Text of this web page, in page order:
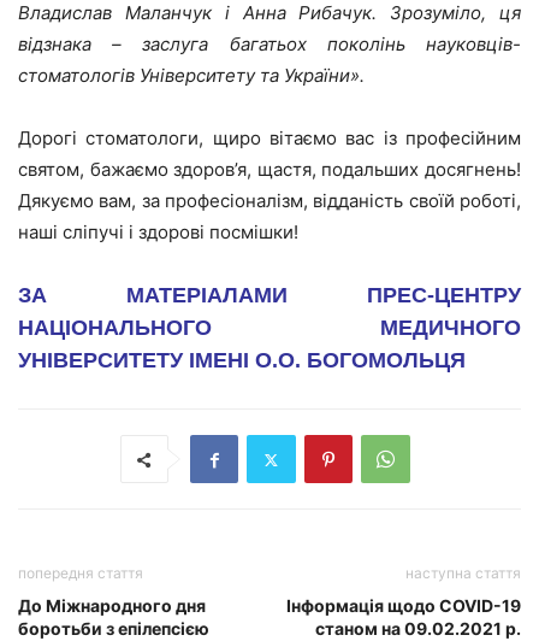
Владислав Маланчук і Анна Рибачук. Зрозуміло, ця
відзнака – заслуга багатьох поколінь науковців-
стоматологів Університету та України».
Дорогі стоматологи, щиро вітаємо вас із професійним
святом, бажаємо здоров’я, щастя, подальших досягнень!
Дякуємо вам, за професіоналізм, відданість своїй роботі,
наші сліпучі і здорові посмішки!
ЗА МАТЕРІАЛАМИ ПРЕС-ЦЕНТРУ
НАЦІОНАЛЬНОГО МЕДИЧНОГО
УНІВЕРСИТЕТУ ІМЕНІ О.О. БОГОМОЛЬЦЯ
попередня стаття
До Міжнародного дня
боротьби з епілепсією
наступна стаття
Інформація щодо COVID-19
станом на 09.02.2021 р.